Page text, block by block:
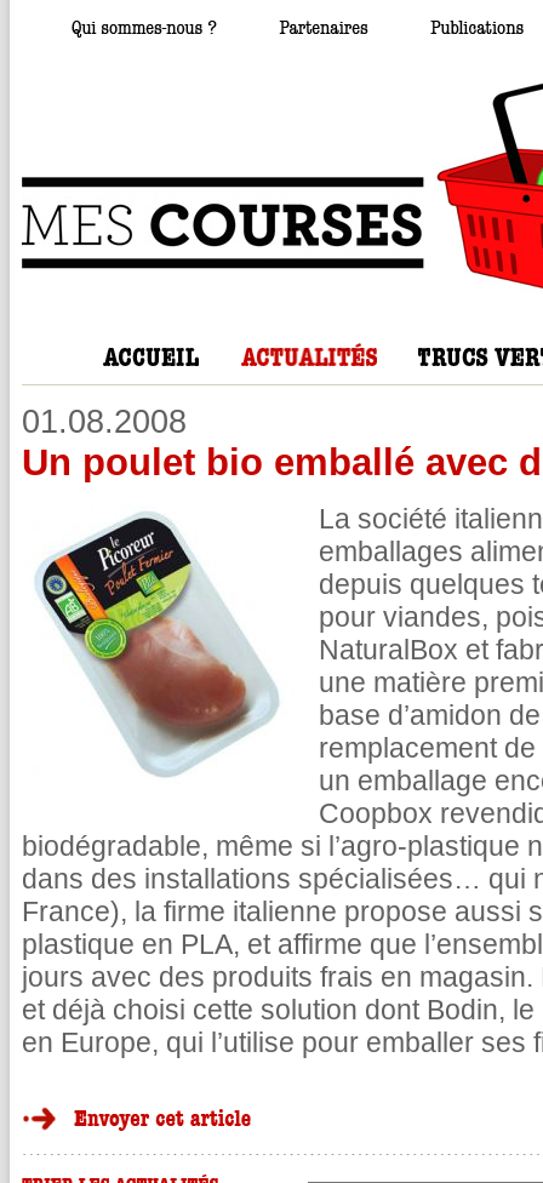
01.08.2008
Un poulet bio emballé avec
La société
emballages
depuis quelques
pour viandes,
NaturalBox et
une matière
base d’amidon
remplacement
un emballage
Coopbox
biodégradable, même si l’agro-plastique
dans des installations spécialisées… qui
France), la firme italienne propose aussi
plastique en PLA, et affirme que
jours avec des produits frais en
et déjà choisi cette solution dont Bodin,
en Europe, qui l’utilise pour emballer